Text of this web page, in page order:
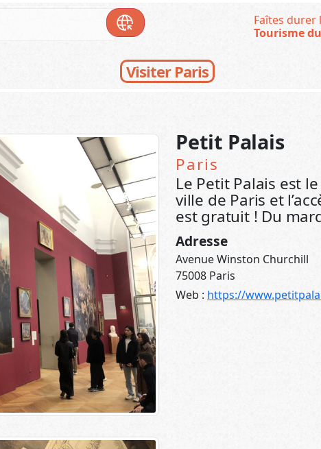
Faîtes durer
Tourisme
Visiter Paris
Petit Palais
Paris
Le Petit Palais est
ville de Paris et
est gratuit ! Du
Adresse
Avenue Winston Churchill
75008 Paris
Web : https://